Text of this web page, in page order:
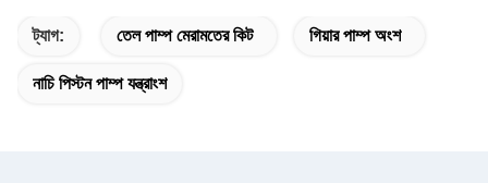
ট্যাগ: তেল পাম্প মেরামতের কিট গিয়ার পাম্প অংশ
নাচি পিস্টন পাম্প যন্ত্রাংশ